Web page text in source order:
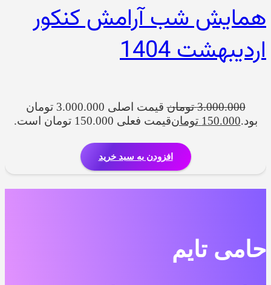
همایش شب آرامش کنکور
اردیبهشت 1404
3.000.000 تومان
قیمت اصلی 3.000.000 تومان
بود.150.000 تومانقیمت فعلی 150.000 تومان است.
افزودن به سبد خرید
حامی تایم